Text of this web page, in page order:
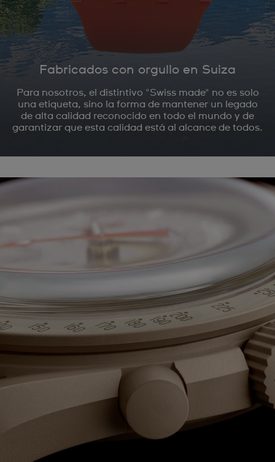
Fabricados con orgullo en Suiza
Para nosotros, el distintivo "Swiss made" no es solo
una etiqueta, sino la forma de mantener un legado
de alta calidad reconocido en todo el mundo y de
garantizar que esta calidad está al alcance de todos.